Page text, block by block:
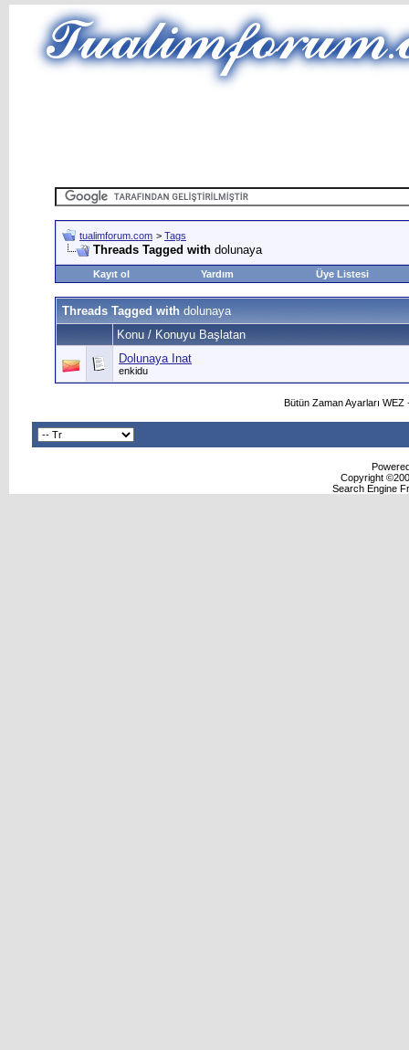
tualimforum.com > Tags
Threads Tagged with dolunaya
Kayıt ol Yardım Üye Listesi
Threads Tagged with dolunaya
Konu / Konuyu Başlatan
Dolunaya Inat
enkidu
Bütün Zaman Ayarları
Copyright
Search Engine